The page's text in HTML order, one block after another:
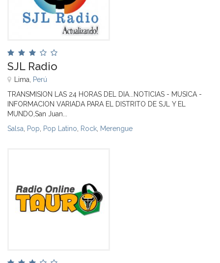
SJL Radio
Lima, Perú
TRANSMISION LAS 24 HORAS DEL DIA...NOTICIAS - MUSICA -
INFORMACION VARIADA PARA EL DISTRITO DE SJL Y EL
MUNDO,San Juan...
Salsa Pop Pop Latino Rock Merengue